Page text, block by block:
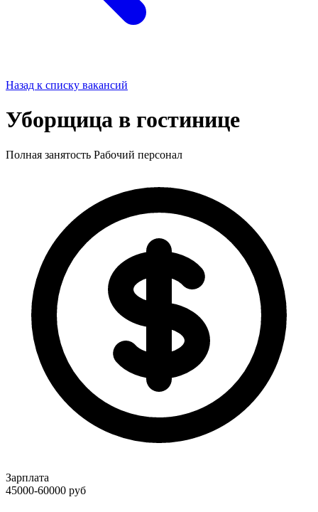
Назад к списку вакансий
Уборщица в гостинице
Полная занятость Рабочий персонал
Зарплата
45000-60000 руб